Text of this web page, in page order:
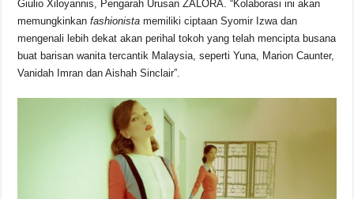
Giulio Xiloyannis, Pengarah Urusan ZALORA. “Kolaborasi ini akan
memungkinkanfashionista memiliki ciptaan Syomir Izwa dan
mengenali lebih dekat akan perihal tokoh yang telah mencipta busana
buat barisan wanita tercantik Malaysia, seperti Yuna, Marion Caunter,
Vanidah Imran dan Aishah Sinclair”.